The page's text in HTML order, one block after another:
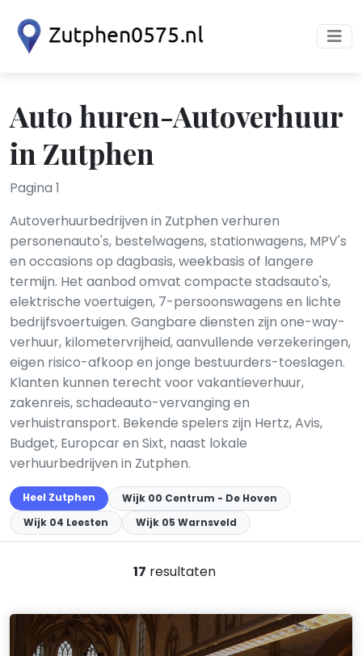
Auto huren-Autoverhuur
in Zutphen
Pagina 1
Autoverhuurbedrijven in Zutphen verhuren
personenauto's, bestelwagens, stationwagens, MPV's
en occasions op dagbasis, weekbasis of langere
termijn. Het aanbod omvat compacte stadsauto's,
elektrische voertuigen, 7-persoonswagens en lichte
bedrijfsvoertuigen. Gangbare diensten zijn one-way-
verhuur, kilometervrijheid, aanvullende verzekeringen,
eigen risico-afkoop en jonge bestuurders-toeslagen.
Klanten kunnen terecht voor vakantieverhuur,
zakenreis, schadeauto-vervanging en
verhuistransport. Bekende spelers zijn Hertz, Avis,
Budget, Europcar en Sixt, naast lokale
verhuurbedrijven in Zutphen.
Heel Zutphen
Wijk 00 Centrum - De Hoven
Wijk 04 Leesten
Wijk 05 Warnsveld
17 resultaten